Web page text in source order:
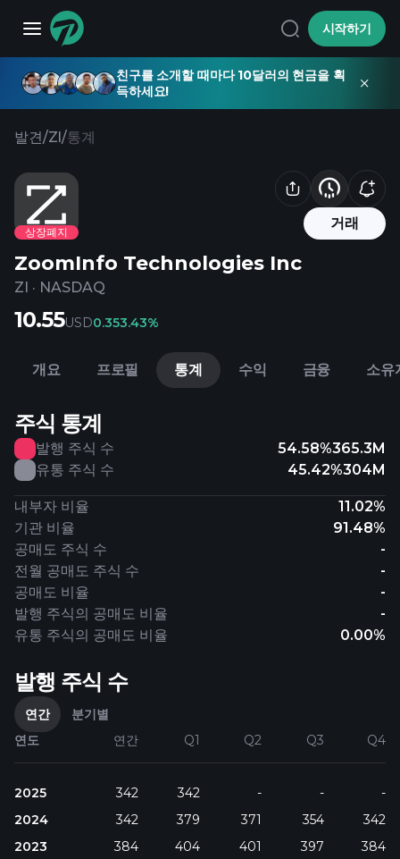
시작하기
친구를 소개할 때마다 10달러의 현금을 획
득하세요!
발견/ZI/통계
상장폐지
거래
ZoomInfo Technologies Inc
ZI · NASDAQ
10.55USD0.353.43%
개요 프로필 통계 수익 금융 소유
주식 통계
발행 주식 수 54.58%365.3M
유통 주식 수
45.42%304M
내부자 비율
11.02%
기관 비율
91.48%
공매도 주식 수
-
전월 공매도 주식 수
-
공매도 비율
-
발행 주식의 공매도 비율
-
유통 주식의 공매도 비율
0.00%
발행 주식 수
연간
분기별
연도
연간 Q1 Q2 Q3 Q4
2025 342 342 - -
-
2024
342 379 371 354
342
2023
384 404 401 397
384